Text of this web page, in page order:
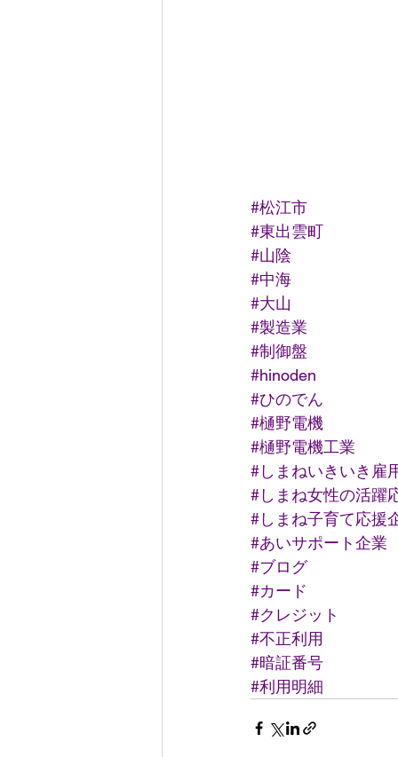
#松江市
#東出雲町
#山陰
#中海
#大山
#製造業
#制御盤
#hinoden
#ひのでん
#樋野電機
#樋野電機工業
#しまねいきいき雇
#しまね女性の活躍
#しまね子育て応援
#あいサポート企業
#ブログ
#カード
#クレジット
#不正利用
#暗証番号
#利用明細